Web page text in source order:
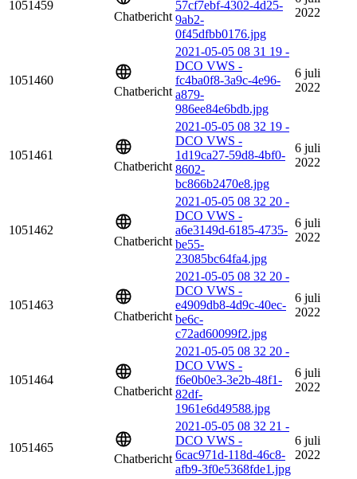
1051459
Chatbericht
57cf7ebf-4302-4d25-
9ab2-
0f45dfbb0176.jpg
2022
1051460
Chatbericht
2021-05-05 08 31 19 -
DCO VWS -
fc4ba0f8-3a9c-4e96-
a879-
986ee84e6bdb.jpg
6 juli
2022
1051461
Chatbericht
2021-05-05 08 32 19 -
DCO VWS -
1d19ca27-59d8-4bf0-
8602-
bc866b2470e8.jpg
6 juli
2022
1051462
Chatbericht
2021-05-05 08 32 20 -
DCO VWS -
a6e3149d-6185-4735-
be55-
23085bc64fa4.jpg
6 juli
2022
1051463
Chatbericht
2021-05-05 08 32 20 -
DCO VWS -
e4909db8-4d9c-40ec-
be6c-
c72ad60099f2.jpg
6 juli
2022
1051464
Chatbericht
2021-05-05 08 32 20 -
DCO VWS -
f6e0b0e3-3e2b-48f1-
82df-
1961e6d49588.jpg
6 juli
2022
1051465
Chatbericht
2021-05-05 08 32 21 -
DCO VWS -
6cac971d-118d-46c8-
afb9-3f0e5368fde1.jpg
6 juli
2022